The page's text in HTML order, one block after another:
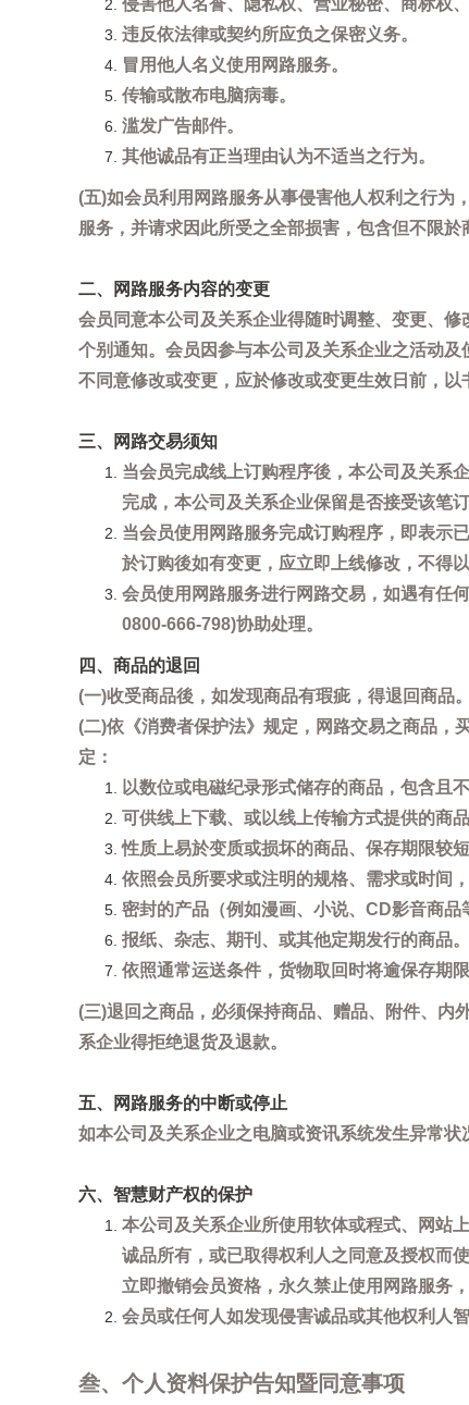
侵害他人名誉、隐私权、营业秘密、商标权
违反依法律或契约所应负之保密义务。
冒用他人名义使用网路服务。
传输或散布电脑病毒。
滥发广告邮件。
其他诚品有正当理由认为不适当之行为。
(五)如会员利用网路服务从事侵害他人权利之行为
服务，并请求因此所受之全部损害，包含但不限於
二、网路服务内容的变更
会员同意本公司及关系企业得随时调整、变更、
个别通知。会员因参与本公司及关系企业之活动
不同意修改或变更，应於修改或变更生效日前，
三、网路交易须知
当会员完成线上订购程序後，本公司及关系
完成，本公司及关系企业保留是否接受该笔
当会员使用网路服务完成订购程序，即表示
於订购後如有变更，应立即上线修改，不得
会员使用网路服务进行网路交易，如遇有任
0800-666-798)协助处理。
四、商品的退回
(一)收受商品後，如发现商品有瑕疵，得退回商品。
(二)依《消费者保护法》规定，网路交易之商品，
定：
以数位或电磁纪录形式储存的商品，包含且
可供线上下载、或以线上传输方式提供的商品
性质上易於变质或损坏的商品、保存期限较
依照会员所要求或注明的规格、需求或时间
密封的产品（例如漫画、小说、CD影音商品
报纸、杂志、期刊、或其他定期发行的商品。
依照通常运送条件，货物取回时将逾保存期
(三)退回之商品，必须保持商品、赠品、附件、内
系企业得拒绝退货及退款。
五、网路服务的中断或停止
如本公司及关系企业之电脑或资讯系统发生异常
六、智慧财产权的保护
本公司及关系企业所使用软体或程式、网站
诚品所有，或已取得权利人之同意及授权而
立即撤销会员资格，永久禁止使用网路服务
会员或任何人如发现侵害诚品或其他权利人
叁、个人资料保护告知暨同意事项